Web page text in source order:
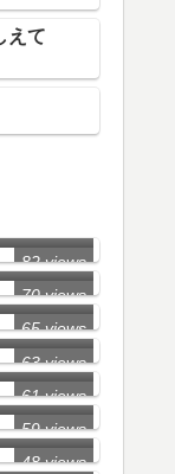
えて
82 views
70 views
65 views
63 views
61 views
59 views
48 views